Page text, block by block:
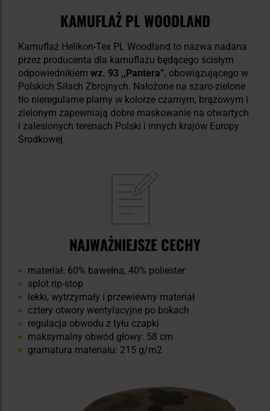
KAMUFLAŻ PL WOODLAND
Kamuflaż Helikon-Tex PL Woodland to nazwa nadana
przez producenta dla kamuflażu będącego ścisłym
odpowiednikiem wz. 93 ,,Pantera”, obowiązującego w
Polskich Siłach Zbrojnych. Nałożone na szaro-zielone
tło nieregularne plamy w kolorze czarnym, brązowym i
zielonym zapewniają dobre maskowanie na otwartych
i zalesionych terenach Polski i innych krajów Europy
Środkowej.
NAJWAŻNIEJSZE CECHY
materiał: 60% bawełna, 40% poliester
splot rip-stop
lekki, wytrzymały i przewiewny materiał
cztery otwory wentylacyjne po bokach
regulacja obwodu z tyłu czapki
maksymalny obwód głowy: 58 cm
gramatura materiału: 215 g/m2